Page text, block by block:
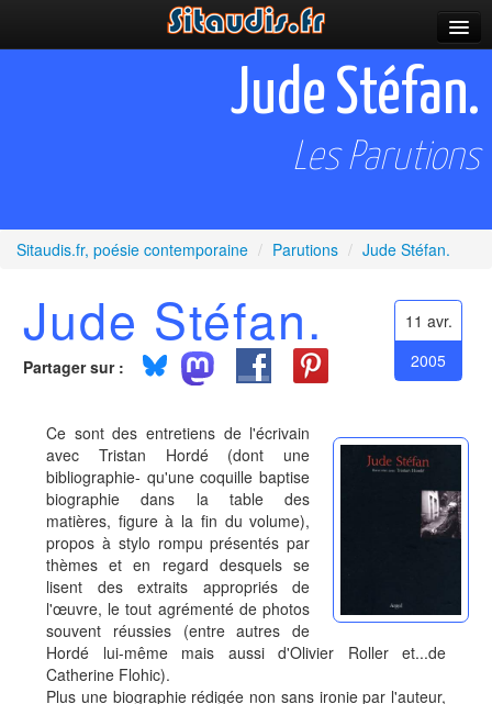
Auteurs & poètes
Prescriptions
Jude Stéfan.
Les Parutions
Sitaudis.fr, poésie contemporaine / Parutions / Jude Stéfan.
11 avr.
2005
Jude Stéfan.
Partager sur :
Ce sont des entretiens de l'écrivain
avec Tristan Hordé (dont une
bibliographie- qu'une coquille baptise
biographie dans la table des
matières, figure à la fin du volume),
propos à stylo rompu présentés par
thèmes et en regard desquels se
lisent des extraits appropriés de
l'œuvre, le tout agrémenté de photos
souvent réussies (entre autres de
Hordé lui-même mais aussi d'Olivier Roller et...de
Catherine Flohic).
Plus une biographie rédigée non sans ironie par l'auteur,